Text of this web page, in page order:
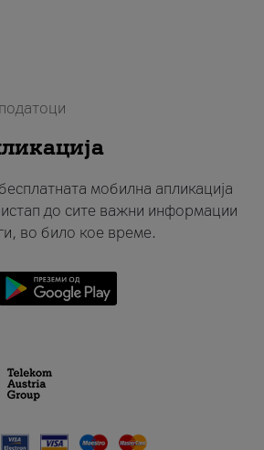
мобилна апликација
до сите важни информации
во било кое време.